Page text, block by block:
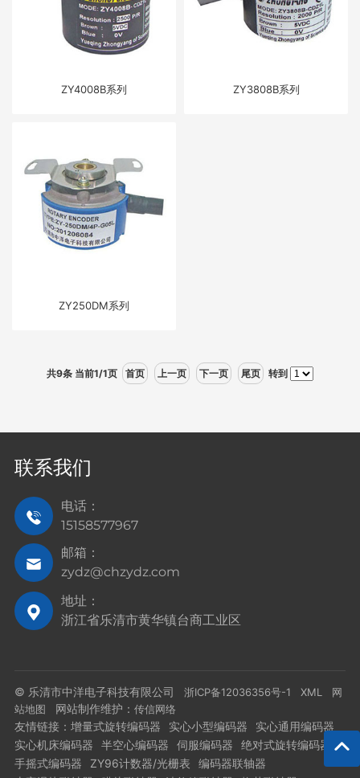
ZY4008B系列 ZY3808B系列
ZY250DM系列
共9条 当前1/1页 首页 上一页 下一页 尾页 转到
联系我们
电话：
15158577967
邮箱：
zydz@chzydz.com
地址：
浙江省乐清市黄华镇台商工业区
© 乐清市中洋电子科技有限公司 浙ICP备12036356号-1 XML
网
站地图 网站制作维护： 传信网络
友情链接： 增量式旋转编码器 实心小型编码器
实心通用编码器
实心机床编码器
半空心编码器 伺服编码器
绝对式旋转编码器
手摇式编码器
ZY96计数器/光栅表
编码器联轴器